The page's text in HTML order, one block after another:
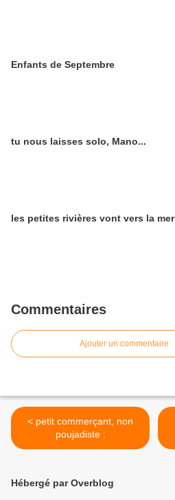
Enfants de Septembre
tu nous laisses solo, Mano...
les petites rivières vont vers la mer
Commentaires
Ajouter un commentaire
< petit commerçant, non
poujadiste :
Hébergé par Overblog